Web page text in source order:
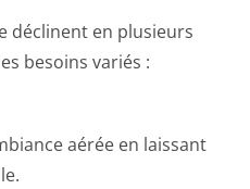
déclinent en plusieurs
besoins variés :
aérée en laissant